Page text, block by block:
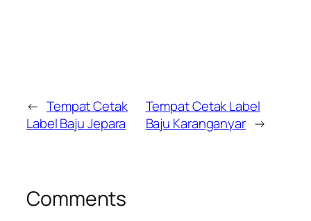
← Tempat Cetak
Label Baju Jepara
Tempat Cetak Label
Baju Karanganyar →
Comments